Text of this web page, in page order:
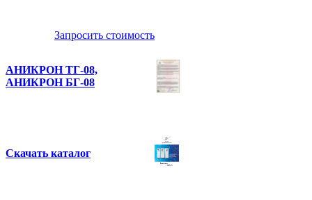
Запросить стоимость
АНИКРОН ТГ-08,
АНИКРОН БГ-08
Скачать каталог